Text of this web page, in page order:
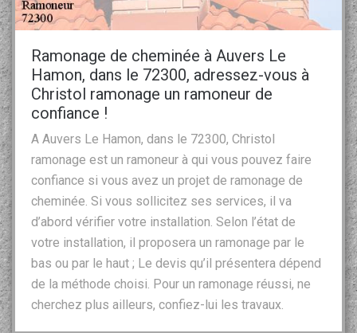
Ramonage de cheminée à Auvers Le
Hamon, dans le 72300, adressez-vous à
Christol ramonage un ramoneur de
confiance !
A Auvers Le Hamon, dans le 72300, Christol
ramonage est un ramoneur à qui vous pouvez faire
confiance si vous avez un projet de ramonage de
cheminée. Si vous sollicitez ses services, il va
d’abord vérifier votre installation. Selon l’état de
votre installation, il proposera un ramonage par le
bas ou par le haut ; Le devis qu’il présentera dépend
de la méthode choisi. Pour un ramonage réussi, ne
cherchez plus ailleurs, confiez-lui les travaux.